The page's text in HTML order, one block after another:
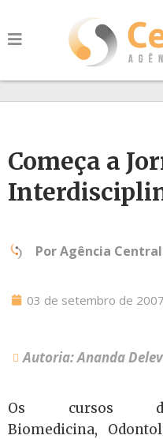
Começa a
PorAgência
03 de setembro de
Autoria: Ananda
Os cursos
Biomedicina,